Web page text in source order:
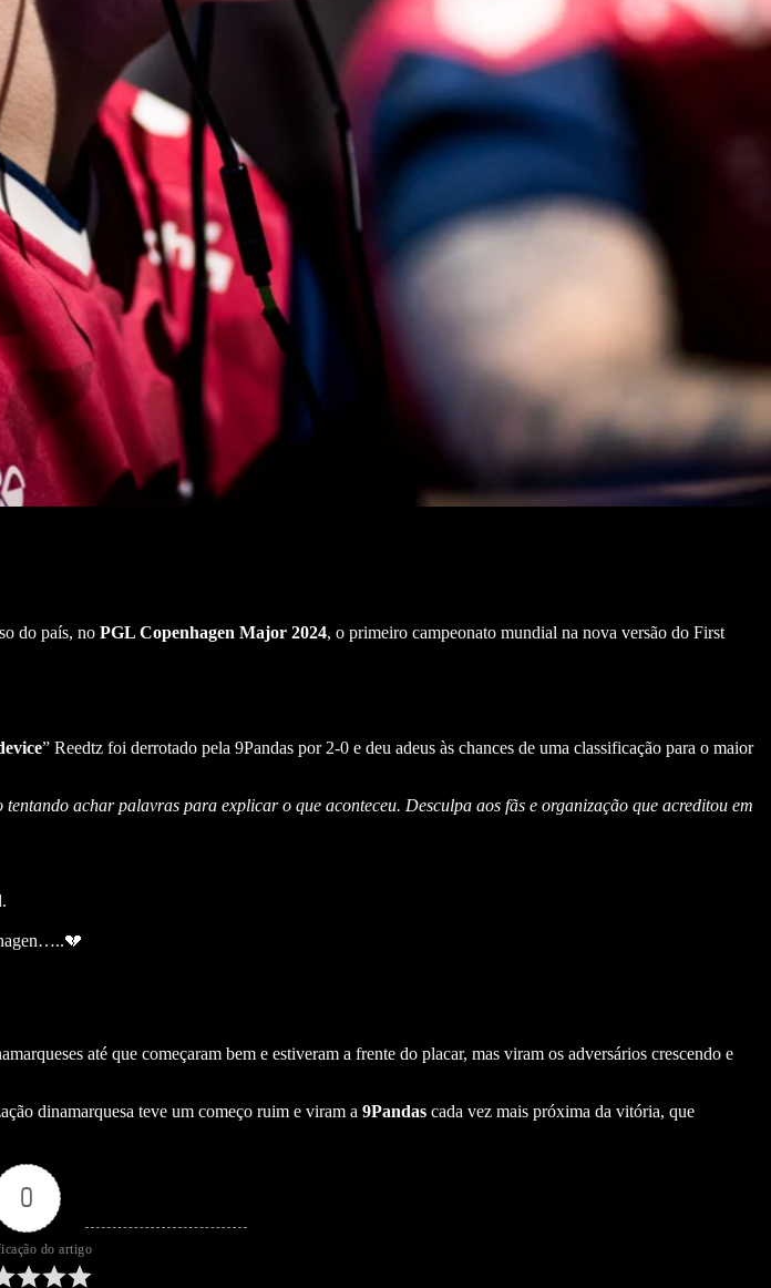
do país, no PGL Copenhagen Major 2024, o primeiro campeonato mundial na nova versão do First
” Reedtz foi derrotado pela 9Pandas por 2-0 e deu adeus às chances de uma classificação para o maior
achar palavras para explicar o que aconteceu. Desculpa aos fãs e organização que acreditou em
até que começaram bem e estiveram a frente do placar, mas viram os adversários crescendo e
dinamarquesa teve um começo ruim e viram a 9Pandas cada vez mais próxima da vitória, que
0
do artigo